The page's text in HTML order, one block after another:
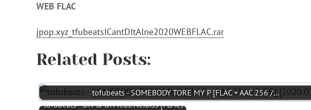
WEB FLAC
jpop.xyz_tfubeatsICantDItAlne2020WEBFLAC.rar
Related Posts:
tofubeats - SOMEBODY TORE MY P [FLAC + AAC 256 /…
tofubeats - ON & ON feat. Neibiss [FLAC /